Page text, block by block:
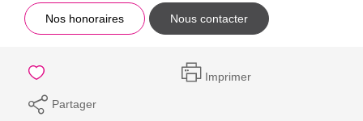
Nos honoraires Nous contacter
Imprimer
Partager